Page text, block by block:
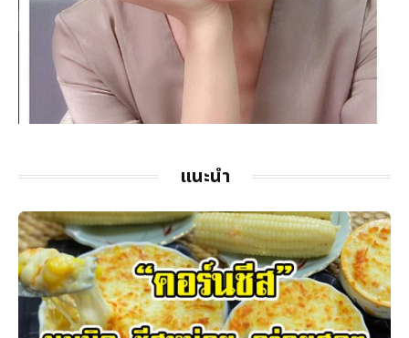
แนะนำ